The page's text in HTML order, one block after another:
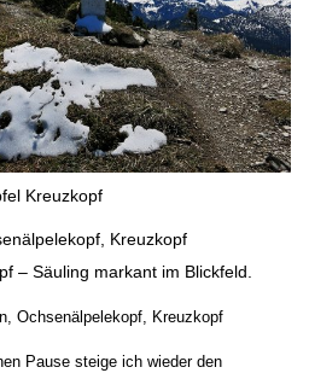
Kreuzkopf
– Säuling markant im Blickfeld.
Pause steige ich wieder den